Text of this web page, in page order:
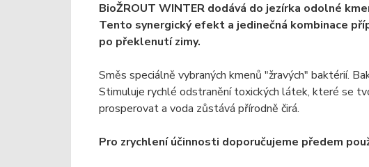
BioŽROUT WINTER dodává do jezírka odolné
Tento synergický efekt a jedinečná kombinace
po překlenutí zimy.
Směs speciálně vybraných kmenů "žravých" baktérií.
Stimuluje rychlé odstranění toxických látek, které se
prosperovat a voda zůstává přírodně čirá.
Pro zrychlení účinnosti doporučujeme předem